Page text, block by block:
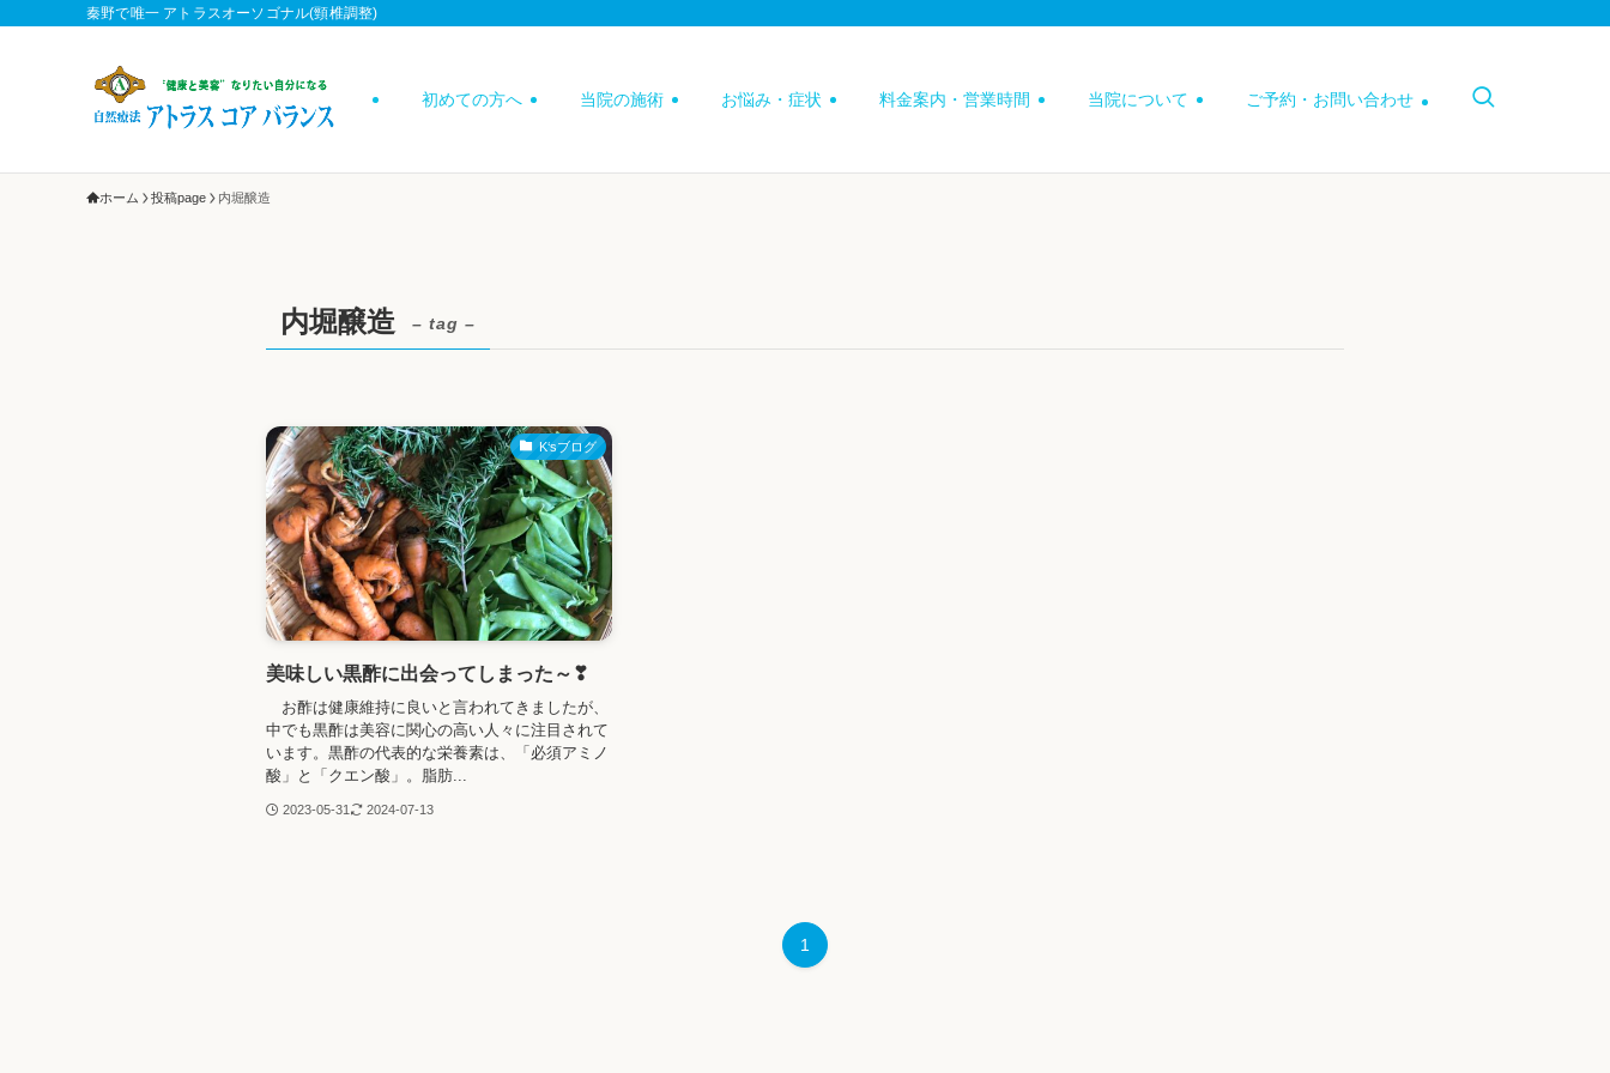
秦野で唯一 アトラスオーソゴナル(頸椎調整)
初めての方へ 当院の施術 お悩み・症状 料金案内・営業時間 当院について ご予約・お問い合わせ
ホーム 投稿page 内堀醸造
内堀醸造 – tag –
K‘sブログ
美味しい黒酢に出会ってしまった～❣
お酢は健康維持に良いと言われてきましたが、
中でも黒酢は美容に関心の高い人々に注目されて
います。黒酢の代表的な栄養素は、「必須アミノ
酸」と「クエン酸」。脂肪...
2023-05-31 2024-07-13
1